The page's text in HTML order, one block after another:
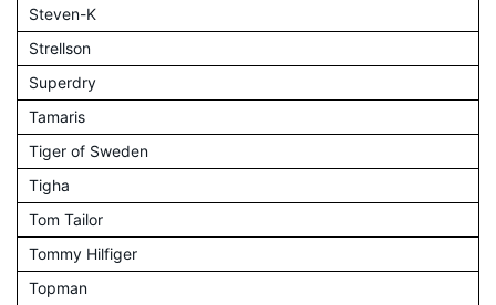
Steven-K
Strellson
Superdry
Tamaris
Tiger of Sweden
Tigha
Tom Tailor
Tommy Hilfiger
Topman